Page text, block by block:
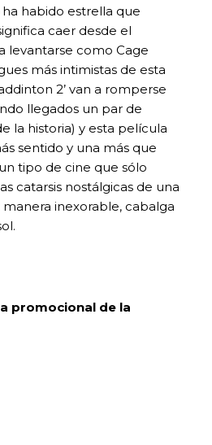
habido estrella que
caer desde el
levantarse como Cage
más intimistas de esta
2’ van a romperse
llegados un par de
la historia) y esta película
sentido y una más que
tipo de cine que sólo
catarsis nostálgicas de una
inexorable, cabalga
promocional de la